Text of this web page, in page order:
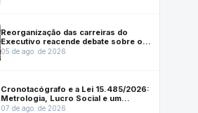
Reorganização das carreiras do
Executivo reacende debate sobre o
futuro institucional do Inmetro
05 de ago. de 2026
Cronotacógrafo e a Lei 15.485/2026:
Metrologia, Lucro Social e um
instrumento que ajuda a salvar vidas
07 de ago. de 2026